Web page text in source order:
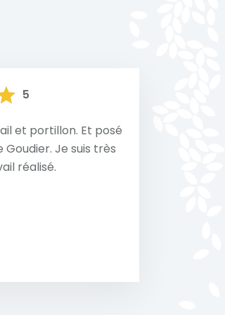
5
et portillon. Et posé
Goudier. Je suis très
réalisé.